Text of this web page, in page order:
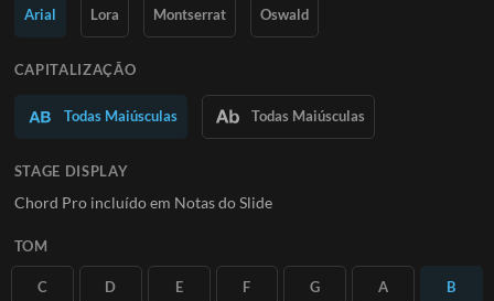
Saiba Mais
Arial Lora Montserrat Oswald
CAPITALIZAÇÃO
Todas Maiúsculas Todas Maiúsculas
STAGE DISPLAY
Chord Pro incluído em Notas do Slide
TOM
C D E F G A B